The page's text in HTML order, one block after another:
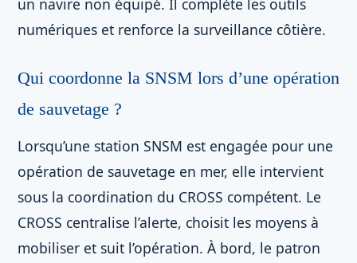
un navire non équipé. Il complète les outils
numériques et renforce la surveillance côtière.
Qui coordonne la SNSM lors d’une opération
de sauvetage ?
Lorsqu’une station SNSM est engagée pour une
opération de sauvetage en mer, elle intervient
sous la coordination du CROSS compétent. Le
CROSS centralise l’alerte, choisit les moyens à
mobiliser et suit l’opération. À bord, le patron